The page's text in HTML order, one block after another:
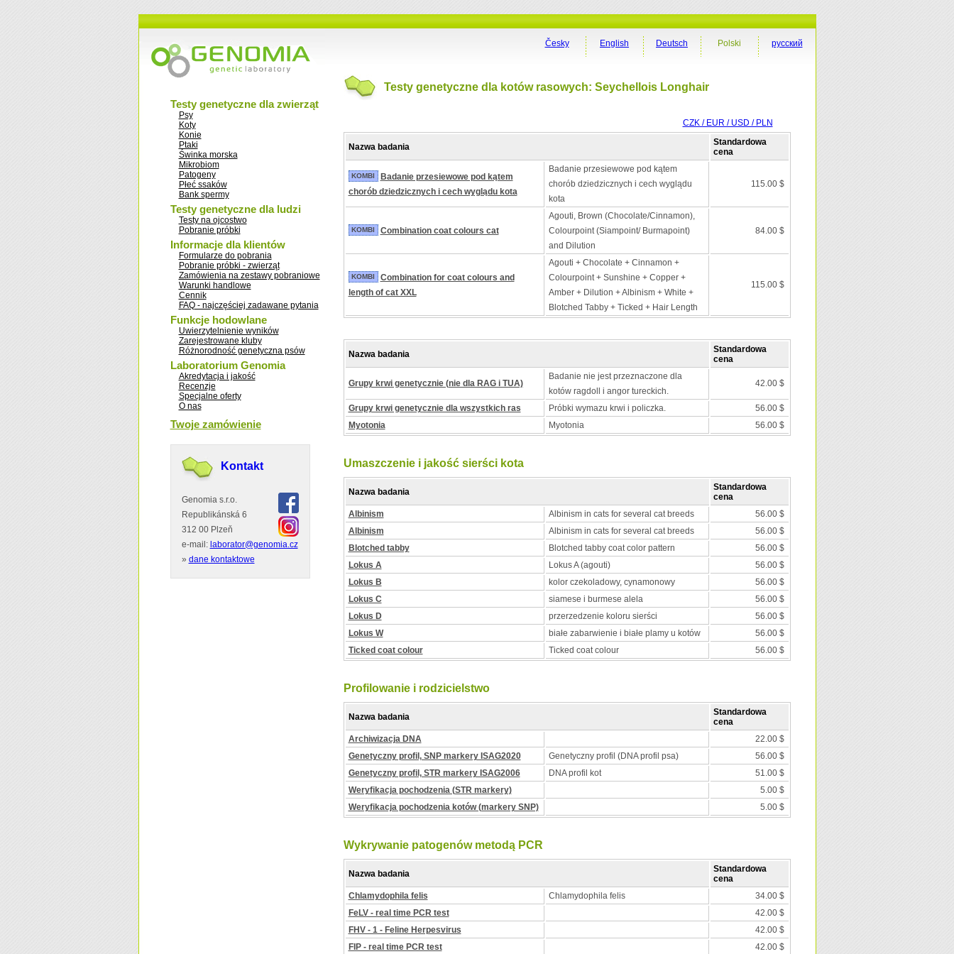
Testy genetyczne dla zwierząt
Psy
Koty
Konie
Ptaki
Świnka morska
Mikrobiom
Patogeny
Płeć ssaków
Bank spermy
Testy genetyczne dla ludzi
Testy na ojcostwo
Pobranie próbki
Informacje dla klientów
Formularze do pobrania
Pobranie próbki - zwierząt
Zamówienia na zestawy pobraniowe
Warunki handlowe
Cennik
FAQ - najczęściej zadawane pytania
Funkcje hodowlane
Uwierzytelnienie wyników
Zarejestrowane kluby
Różnorodność genetyczna psów
Laboratorium Genomia
Akredytacja i jakość
Recenzje
Specjalne oferty
O nas
Twoje zamówienie
Kontakt
Genomia s.r.o.
Republikánská 6
312 00 Plzeň
e-mail: laborator@genomia.cz
» dane kontaktowe
русский
Polski
Deutsch
English
Česky
Testy genetyczne dla kotów rasowych: Seychellois Longhair
CZK / EUR / USD / PLN
Nazwa badania
Standardowa
cena
KOMBI
Badanie przesiewowe pod kątem
chorób dziedzicznych i cech wyglądu kota
Badanie przesiewowe pod kątem
chorób dziedzicznych i cech wyglądu
kota
115.00 $
KOMBI Combination coat colours cat
Agouti, Brown (Chocolate/Cinnamon),
Colourpoint (Siampoint/ Burmapoint)
and Dilution
84.00 $
KOMBI
Combination for coat colours and
length of cat XXL
Agouti + Chocolate + Cinnamon +
Colourpoint + Sunshine + Copper +
Amber + Dilution + Albinism + White +
Blotched Tabby + Ticked + Hair Length
115.00 $
Nazwa badania
Standardowa
cena
Grupy krwi genetycznie (nie dla RAG i TUA)
Badanie nie jest przeznaczone dla
kotów ragdoll i angor tureckich.
42.00 $
Grupy krwi genetycznie dla wszystkich ras Próbki wymazu krwi i policzka.
56.00 $
Myotonia
Myotonia 56.00 $
Umaszczenie i jakość sierści kota
Nazwa badania
Standardowa
cena
Albinism
Albinism in cats for several cat breeds
56.00 $
Albinism
Albinism in cats for several cat breeds
56.00 $
Blotched tabby
Blotched tabby coat color pattern
56.00 $
Lokus A
Lokus A (agouti)
56.00 $
Lokus B
kolor czekoladowy, cynamonowy
56.00 $
Lokus C
siamese i burmese alela
56.00 $
Lokus D
przerzedzenie koloru sierści
56.00 $
Lokus W
białe zabarwienie i białe plamy u kotów
56.00 $
Ticked coat colour
Ticked coat colour 56.00 $
Profilowanie i rodzicielstwo
Nazwa badania
Standardowa
cena
Archiwizacja DNA
22.00 $
Genetyczny profil, SNP markery ISAG2020
Genetyczny profil (DNA profil psa)
56.00 $
Genetyczny profil, STR markery ISAG2006
DNA profil kot
51.00 $
Weryfikacja pochodzenia (STR markery)
5.00 $
Weryfikacja pochodzenia kotów (markery SNP)
5.00 $
Wykrywanie patogenów metodą PCR
Nazwa badania
Standardowa
cena
Chlamydophila felis
Chlamydophila felis
34.00 $
FeLV - real time PCR test
42.00 $
FHV - 1 - Feline Herpesvirus
42.00 $
FIP - real time PCR test
42.00 $